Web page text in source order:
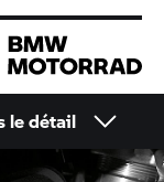
le détail